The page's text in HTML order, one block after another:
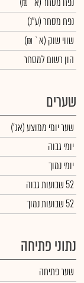
נפח מסחר(ע"נ)
שווי שוק (א` ₪)
הון רשום למסחר
שערים
שער יומי ממוצע(אג')
יומי גבוה
יומי נמוך
52 שבועות גבוה
52 שבועות נמוך
נתוני פתיחה
שער פתיחה